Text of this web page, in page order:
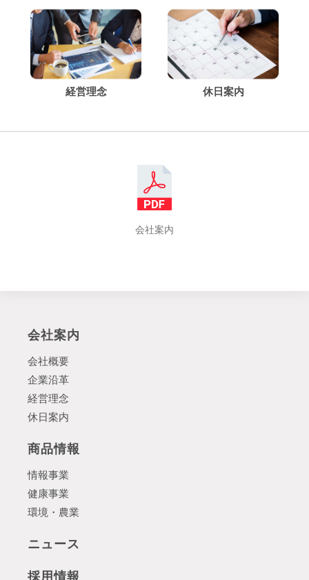
経営理念 休日案内
会社案内
会社案内
会社概要
企業沿革
経営理念
休日案内
商品情報
情報事業
健康事業
環境・農業
ニュース
採用情報